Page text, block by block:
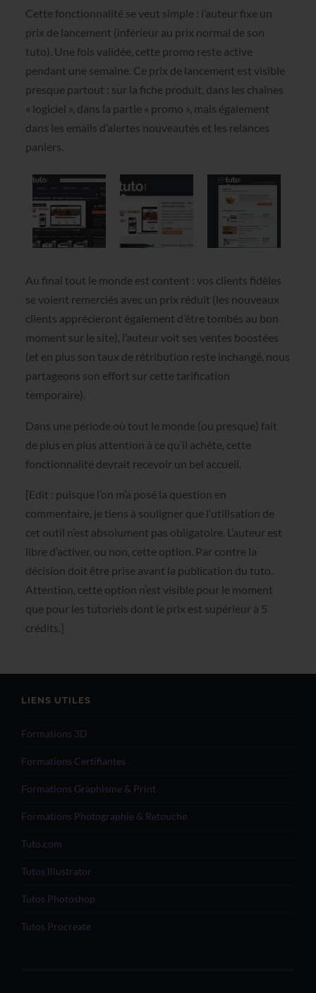
Cette fonctionnalité se veut simple : l’auteur fixe un
prix de lancement (inférieur au prix normal de son
tuto). Une fois validée, cette promo reste active
pendant une semaine. Ce prix de lancement est visible
presque partout : sur la fiche produit, dans les chaînes
« logiciel », dans la partie « promo », mais également
dans les emails d’alertes nouveautés et les relances
paniers.
Au final tout le monde est content : vos clients fidèles
se voient remerciés avec un prix réduit (les nouveaux
clients apprécieront également d’être tombés au bon
moment sur le site), l’auteur voit ses ventes boostées
(et en plus son taux de rétribution reste inchangé, nous
partageons son effort sur cette tarification
temporaire).
Dans une période où tout le monde (ou presque) fait
de plus en plus attention à ce qu’il achète, cette
fonctionnalité devrait recevoir un bel accueil.
[Edit : puisque l’on m’a posé la question en
commentaire, je tiens à souligner que l’utilisation de
cet outil n’est absolument pas obligatoire. L’auteur est
libre d’activer, ou non, cette option. Par contre la
décision doit être prise avant la publication du tuto.
Attention, cette option n’est visible pour le moment
que pour les tutoriels dont le prix est supérieur à 5
crédits.]
LIENS UTILES
Formations 3D
Formations Certifiantes
Formations Graphisme & Print
Formations Photographie & Retouche
Tuto.com
Tutos Illustrator
Tutos Photoshop
Tutos Procreate